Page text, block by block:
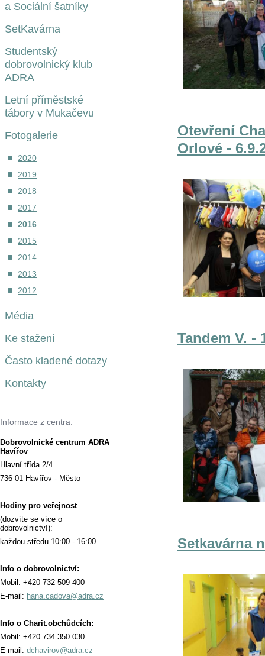
a Sociální šatníky
SetKavárna
Studentský
dobrovolnický klub
ADRA
Letní příměstské
tábory v Mukačevu
Fotogalerie
2020
2019
2018
2017
2016
2015
2014
2013
2012
Média
Ke stažení
Často kladené dotazy
Kontakty
Informace z centra:
Dobrovolnické centrum ADRA
Havířov
Hlavní třída 2/4
736 01 Havířov - Město
Hodiny pro veřejnost
(dozvíte se více o
dobrovolnictví):
každou středu 10:00 - 16:00
Info o dobrovolnictví:
Mobil: +420 732 509 400
E-mail: hana.cadova@adra.cz
Info o Charit.obchůdcích:
Mobil: +420 734 350 030
E-mail: dchavirov@adra.cz
Otevření
Orlové -
Tandem V. -
Setkavárna